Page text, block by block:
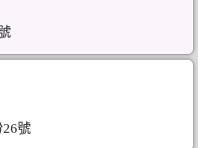
號